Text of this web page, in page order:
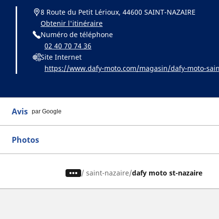
8 Route du Petit Lérioux, 44600 SAINT-NAZAIRE
Obtenir l'itinéraire
Numéro de téléphone
02 40 70 74 36
Site Internet
https://www.dafy-moto.com/magasin/dafy-moto-
Avis par Google
Photos
/ saint-nazaire dafy moto st-nazaire